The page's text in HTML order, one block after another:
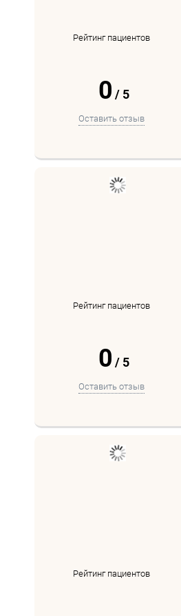
Рейтинг пациентов
0 / 5
Оставить отзыв
Рейтинг пациентов
0 / 5
Оставить отзыв
Рейтинг пациентов